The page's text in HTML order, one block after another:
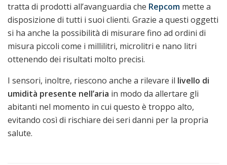
tratta di prodotti all’avanguardia che Repcom mette a
disposizione di tutti i suoi clienti. Grazie a questi oggetti
si ha anche la possibilità di misurare fino ad ordini di
misura piccoli come i millilitri, microlitri e nano litri
ottenendo dei risultati molto precisi.
I sensori, inoltre, riescono anche a rilevare il livello di
umidità presente nell’aria in modo da allertare gli
abitanti nel momento in cui questo è troppo alto,
evitando così di rischiare dei seri danni per la propria
salute.